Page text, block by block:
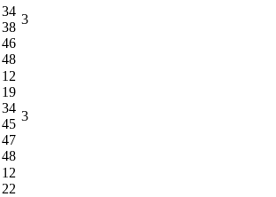
34
38
46
48
3
12
19
34
45
47
48
3
12
22